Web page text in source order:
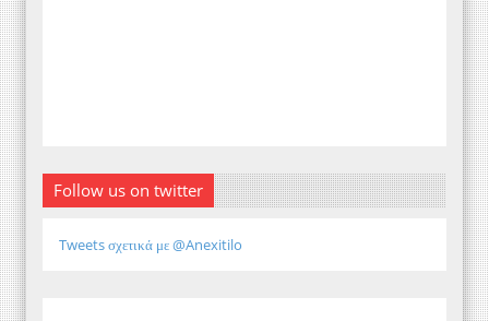
Follow us on twitter
Tweets σχετικά με @Anexitilo